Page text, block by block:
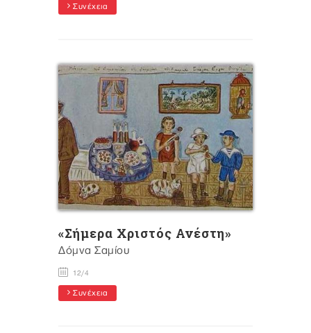
Συνέχεια
«Σήμερα Χριστός Ανέστη»
Δόμνα Σαμίου
12/4
Συνέχεια